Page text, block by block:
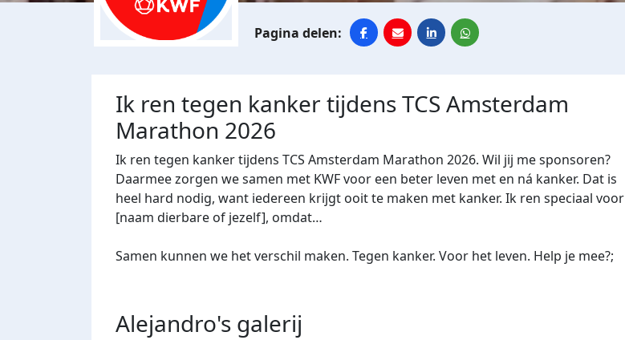
Ik ren tegen kanker tijdens TCS Amsterdam
Marathon 2026
Ik ren tegen kanker tijdens TCS Amsterdam Marathon 2026. Wil jij me sponsoren?
Daarmee zorgen we samen met KWF voor een beter leven met en ná kanker. Dat is
heel hard nodig, want iedereen krijgt ooit te maken met kanker. Ik ren speciaal voor
[naam dierbare of jezelf], omdat…
Samen kunnen we het verschil maken. Tegen kanker. Voor het leven. Help je mee?;
Alejandro's galerij